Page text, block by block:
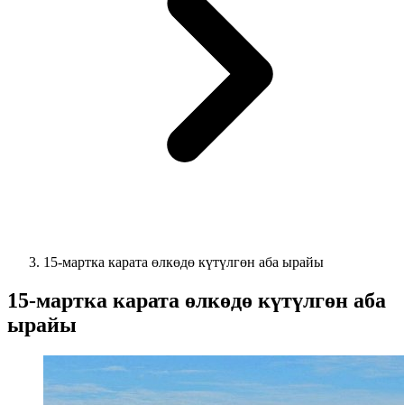
15-мартка карата өлкөдө күтүлгөн аба ырайы
15-мартка карата өлкөдө күтүлгөн аба
ырайы